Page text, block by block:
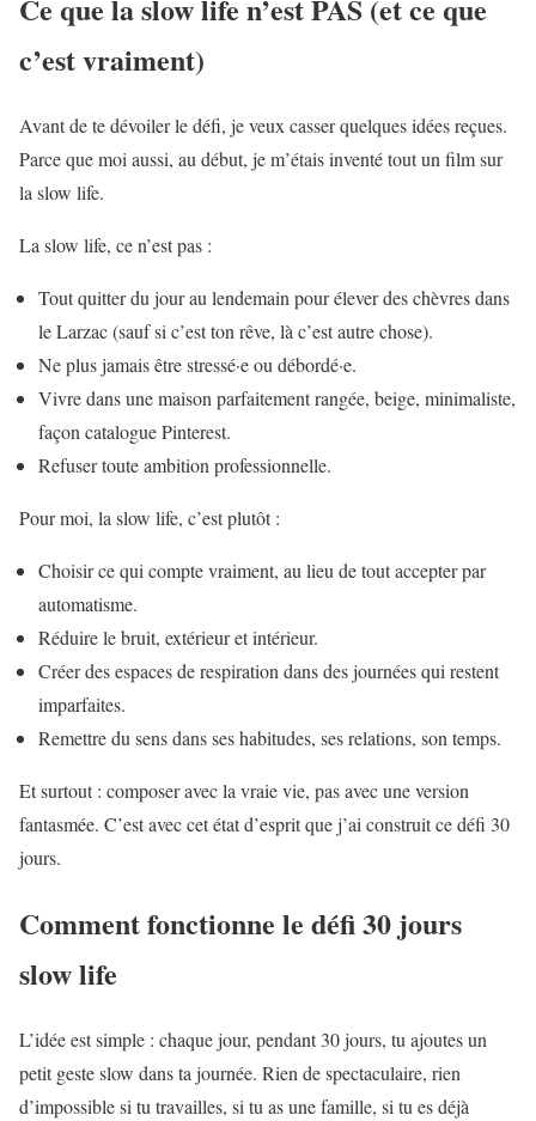
Ce que la slow life n’est PAS (et ce que
c’est vraiment)
Avant de te dévoiler le défi, je veux casser quelques idées reçues.
Parce que moi aussi, au début, je m’étais inventé tout un film sur
la slow life.
La slow life, ce n’est pas :
Tout quitter du jour au lendemain pour élever des chèvres dans
le Larzac (sauf si c’est ton rêve, là c’est autre chose).
Ne plus jamais être stressé·e ou débordé·e.
Vivre dans une maison parfaitement rangée, beige, minimaliste,
façon catalogue Pinterest.
Refuser toute ambition professionnelle.
Pour moi, la slow life, c’est plutôt :
Choisir ce qui compte vraiment, au lieu de tout accepter par
automatisme.
Réduire le bruit, extérieur et intérieur.
Créer des espaces de respiration dans des journées qui restent
imparfaites.
Remettre du sens dans ses habitudes, ses relations, son temps.
Et surtout : composer avec la vraie vie, pas avec une version
fantasmée. C’est avec cet état d’esprit que j’ai construit ce défi 30
jours.
Comment fonctionne le défi 30 jours
slow life
L’idée est simple : chaque jour, pendant 30 jours, tu ajoutes un
petit geste slow dans ta journée. Rien de spectaculaire, rien
d’impossible si tu travailles, si tu as une famille, si tu es déjà